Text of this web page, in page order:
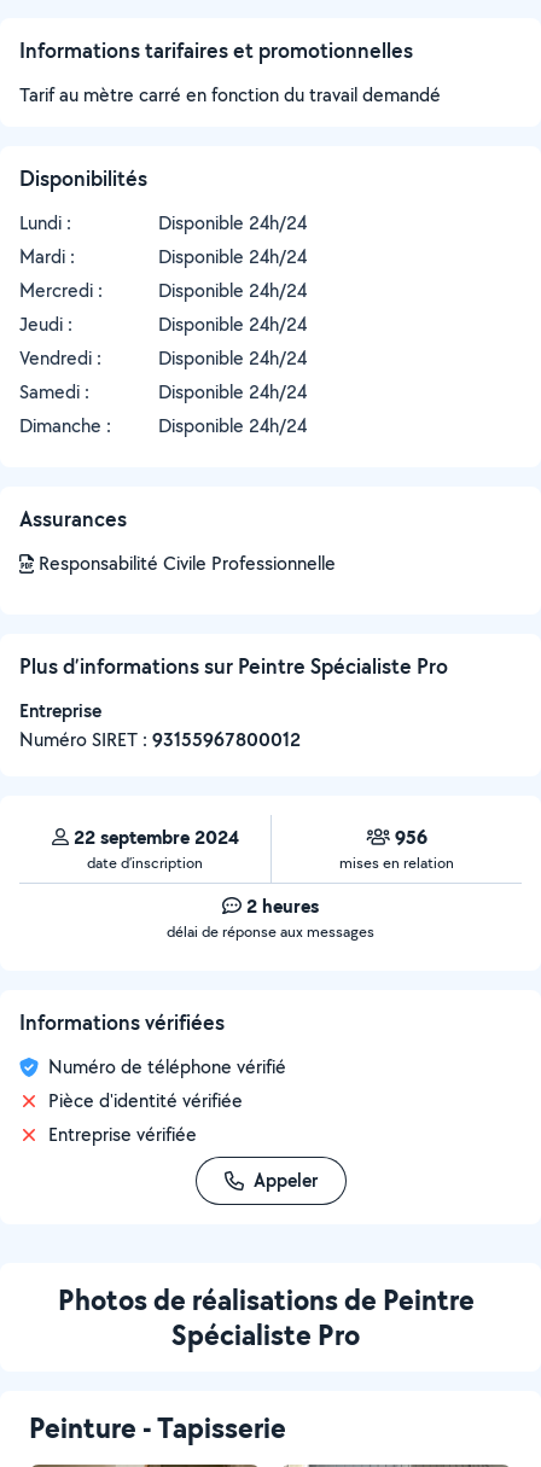
Informations tarifaires et promotionnelles
Tarif au mètre carré en fonction du travail demandé
Disponibilités
Lundi :
Disponible 24h/24
Mardi :
Disponible 24h/24
Mercredi :
Disponible 24h/24
Jeudi :
Disponible 24h/24
Vendredi :
Disponible 24h/24
Samedi :
Disponible 24h/24
Dimanche :
Disponible 24h/24
Assurances
Responsabilité Civile Professionnelle
Plus d’informations sur Peintre Spécialiste Pro
Entreprise
Numéro SIRET : ‍93155967800012
22 septembre 2024
date d’inscription
956
mises en relation
2 heures
délai de réponse aux messages
Informations vérifiées
Numéro de téléphone vérifié
Pièce d'identité vérifiée
Entreprise vérifiée
Appeler
Photos de réalisations de Peintre
Spécialiste Pro
Peinture - Tapisserie